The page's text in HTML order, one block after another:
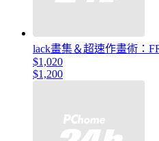
lack畫集＆超速作畫術：
$1,020
$1,200